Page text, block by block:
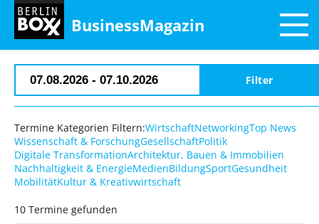
BusinessMagazin
Termine Kategorien Filtern:WirtschaftNetworkingTop News
Wissenschaft & ForschungGesellschaftPolitik
Digitale TransformationArchitektur, Bauen & Immobilien
Nachhaltigkeit & EnergieMedienBildungSportGesundheit
MobilitätKultur & Kreativwirtschaft
10 Termine gefunden